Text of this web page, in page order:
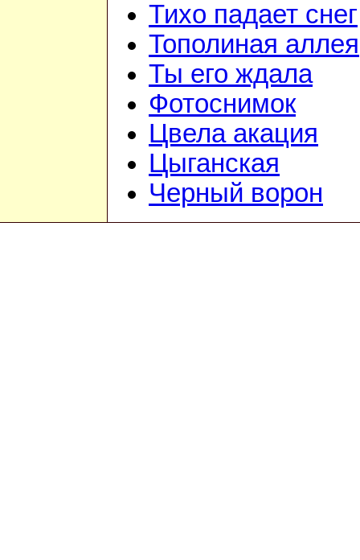
Тихо падает снег
Тополиная аллея
Ты его ждала
Фотоснимок
Цвела акация
Цыганская
Черный ворон